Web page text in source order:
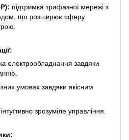
підтримка трифазної мережі з
що розширює сферу
електрообладнання завдяки
умовах завдяки якісним
зрозуміле управління.